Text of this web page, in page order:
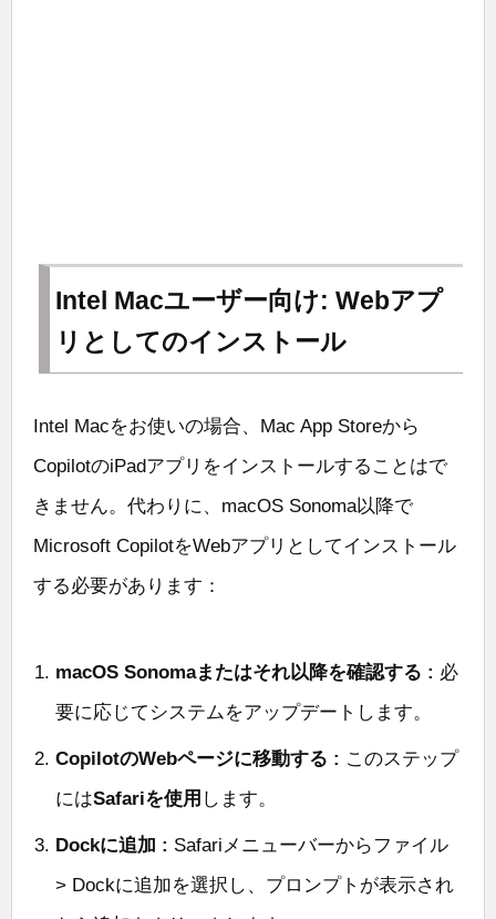
Intel Macユーザー向け: Webアプ
リとしてのインストール
Intel Macをお使いの場合、Mac App Storeから
CopilotのiPadアプリをインストールすることはで
きません。代わりに、macOS Sonoma以降で
Microsoft CopilotをWebアプリとしてインストール
する必要があります：
macOS Sonomaまたはそれ以降を確認する : 必
要に応じてシステムをアップデートします。
CopilotのWebページに移動する : このステップ
にはSafariを使用 します。
Dockに追加 : Safariメニューバーからファイル
> Dockに追加を選択し、プロンプトが表示され